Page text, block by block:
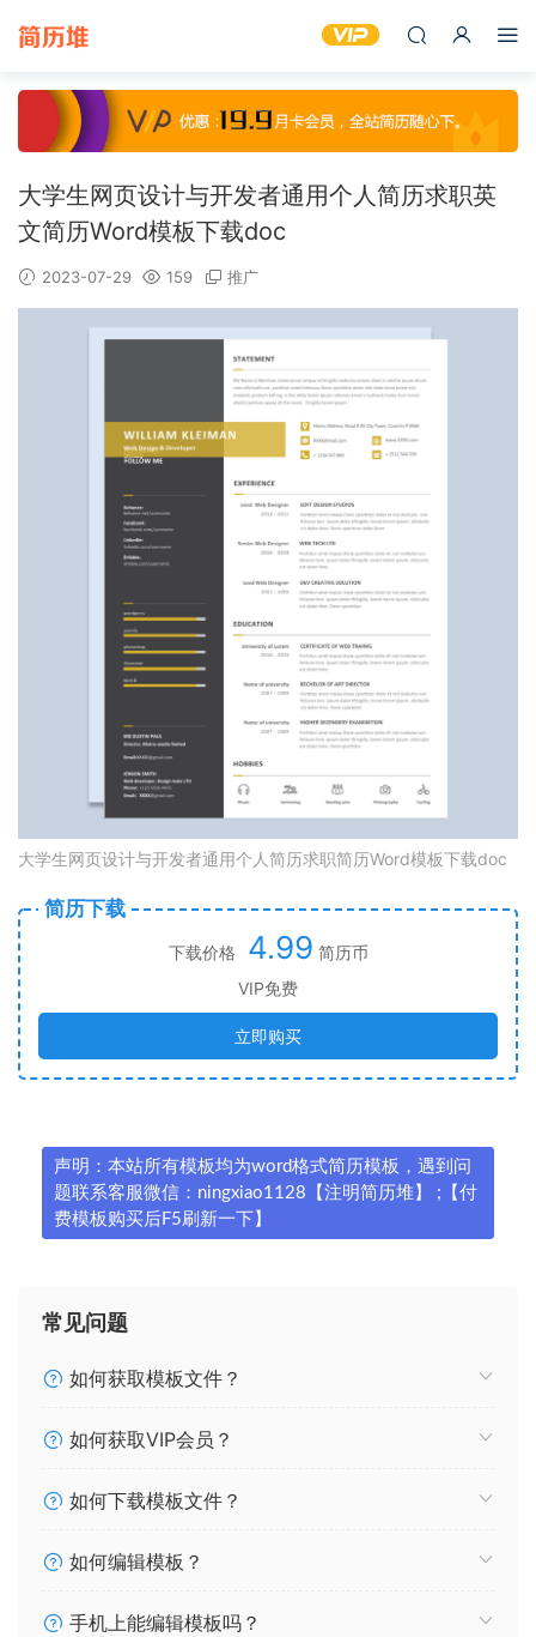
大学生网页设计与开发者通用个人简历求职英
文简历Word模板下载doc
2023-07-29 159 推广
大学生网页设计与开发者通用个人简历求职简历Word模板下载doc
简历下载
下载价格 4.99 简历币
VIP免费
立即购买
声明：本站所有模板均为word格式简历模板，遇到问
题联系客服微信：ningxiao1128【注明简历堆】 ;【付
费模板购买后F5刷新一下】
常见问题
如何获取模板文件？
如何获取VIP会员？
如何下载模板文件？
如何编辑模板？
手机上能编辑模板吗？